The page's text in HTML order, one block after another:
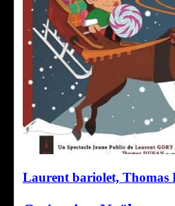
Laurent bariolet, Thomas